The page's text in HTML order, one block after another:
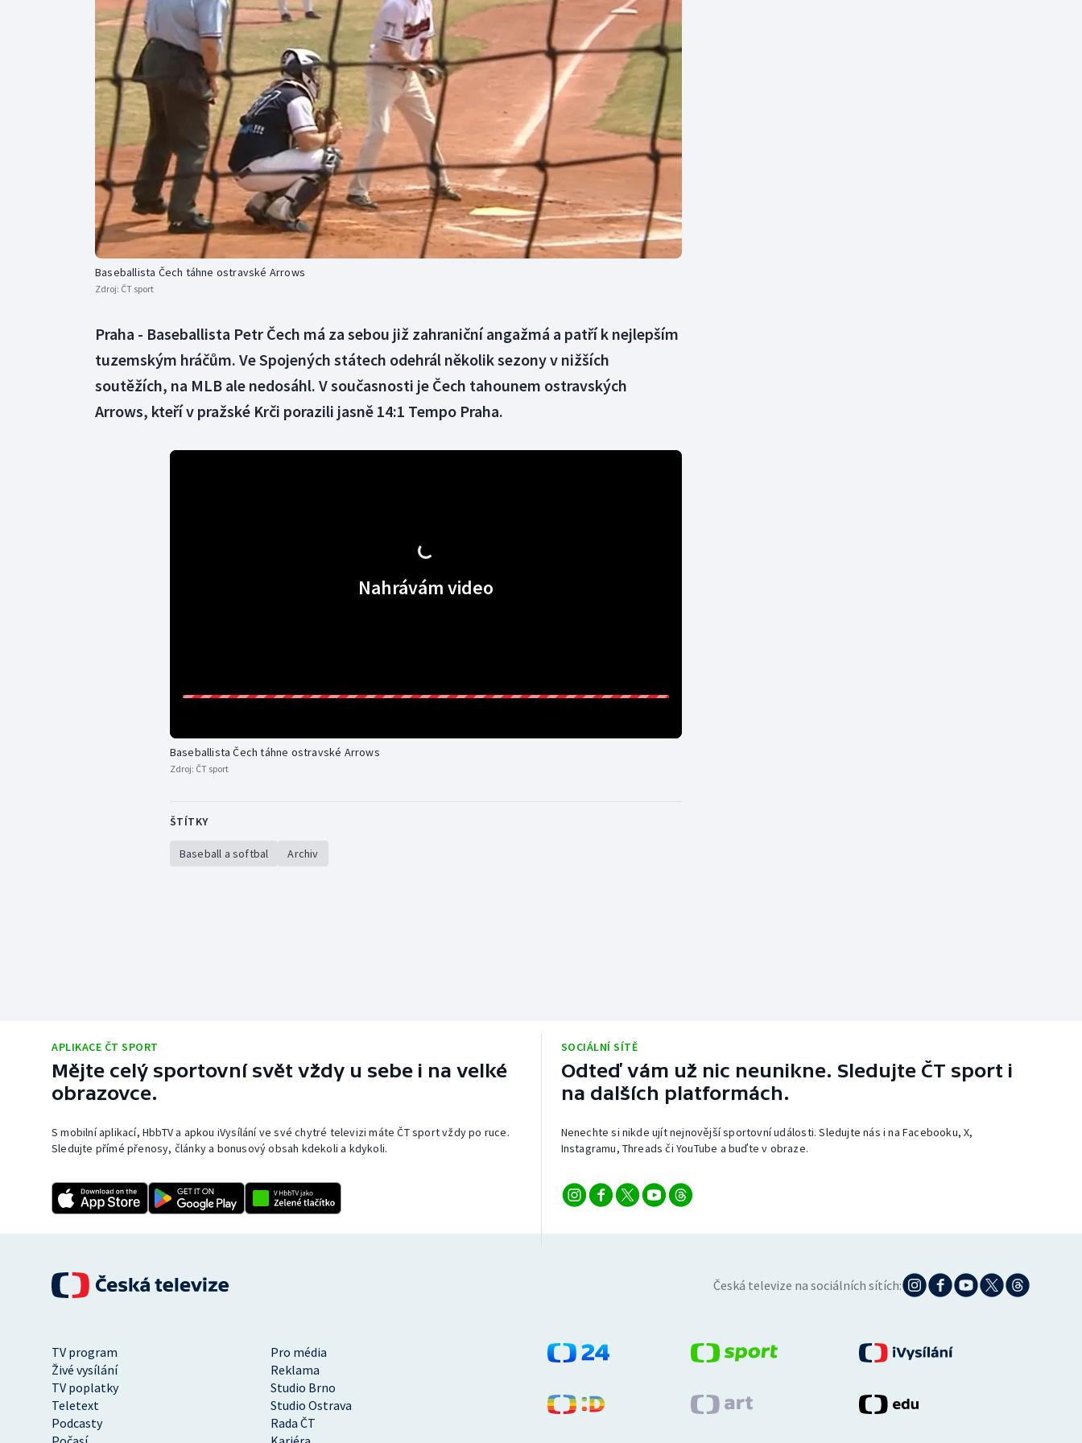
Curling
Dostihy
Florbal
Futsal
Golf
Gymnastika
Moderní pětiboj
Motorsport
Olympijské hry
Parasport
Plavání
Plážový volejbal
Triatlon
Veslování
Vodní slalom
Volejbal
Ostatní
Baseballista Čech táhne ostravské Arrows
Zdroj: ČT sport
Praha - Baseballista Petr Čech má za sebou již zahraniční angažmá a patří k nejlepším
tuzemským hráčům. Ve Spojených státech odehrál několik sezony v nižších
soutěžích, na MLB ale nedosáhl. V současnosti je Čech tahounem ostravských
Arrows, kteří v pražské Krči porazili jasně 14:1 Tempo Praha.
Nahrávám video
Baseballista Čech táhne ostravské Arrows
Zdroj: ČT sport
ŠTÍTKY
Baseball a softbal Archiv
APLIKACE ČT SPORT
Mějte celý sportovní svět vždy u sebe i na velké
obrazovce.
S mobilní aplikací, HbbTV a apkou iVysílání ve své chytré televizi máte ČT sport vždy po ruce.
Sledujte přímé přenosy, články a bonusový obsah kdekoli a kdykoli.
SOCIÁLNÍ SÍTĚ
Odteď vám už nic neunikne. Sledujte ČT sport i
na dalších platformách.
Nenechte si nikde ujít nejnovější sportovní události. Sledujte nás i na Facebooku, X,
Instagramu, Threads či YouTube a buďte v obraze.
Česká televize na sociálních sítích:
TV program
Pro média
Živé vysílání
Reklama
TV poplatky
Studio Brno
Teletext
Studio Ostrava
Podcasty
Rada ČT